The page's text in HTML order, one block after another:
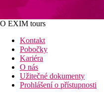
O EXIM tours
Kontakt
Pobočky
Kariéra
O nás
Užitečné dokumenty
Prohlášení o přístupnosti